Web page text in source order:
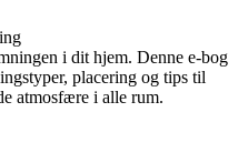
i dit hjem. Denne e-bog
placering og tips til
atmosfære i alle rum.